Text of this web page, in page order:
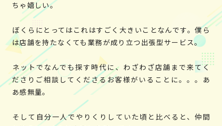
ちゃ嬉しい。
ぼくらにとってはこれはすごく大きいことなんです。僕ら
は店舗を持たなくても業務が成り立つ出張型サービス。
ネットでなんでも探す時代に、わざわざ店舗まで来てく
ださりご相談してくださるお客様がいることに。。。あ
あ感無量。
そして自分一人でやりくりしていた頃と比べると、仲間